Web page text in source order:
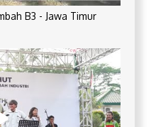
B3 - Jawa Timur